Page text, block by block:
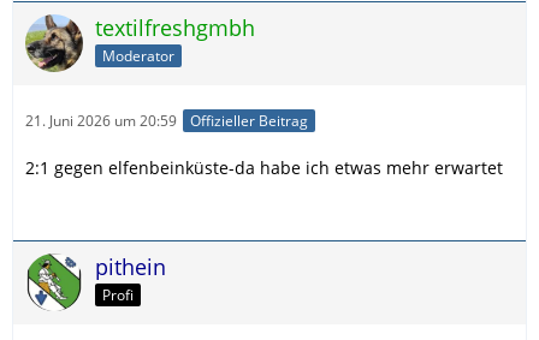
textilfreshgmbh
Moderator
21. Juni 2026 um 20:59 Offizieller Beitrag
2:1 gegen elfenbeinküste-da habe ich etwas mehr erwartet
pithein
Profi